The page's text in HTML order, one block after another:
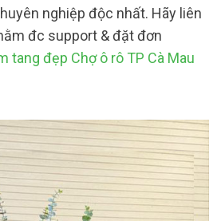
nghiệp độc nhất. Hãy liên
đc support & đặt đơn
tang đẹp Chợ ô rô TP Cà Mau